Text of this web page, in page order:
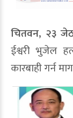
चितवन, २३
ईश्वरी भुजेल
कारबाही गर्न